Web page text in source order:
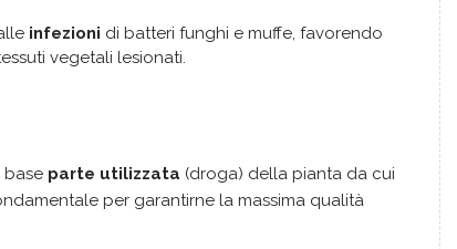
infezioni di batteri funghi e muffe, favorendo
vegetali lesionati.
base parte utilizzata (droga) della pianta da cui
per garantirne la massima qualità